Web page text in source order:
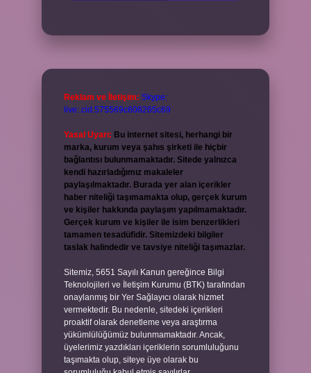
Reklam ve İletişim: Skype:
live:.cid.575569c608265c69
Yasal Uyarı: Bu internet sitesi, herhangi bir
marka, kurum veya şahıs şirketi ile hiçbir
bağlantısı bulunmamaktadır. Sitede yalnızca
kendi hazırladığımız makaleler
paylaşılmaktadır. Burada yer alan içerikler
haber niteliği taşımamakta olup, gerçek kurum
ve kişiler hakkında paylaşım yapılmamaktadır.
Gerçek kurum ve kişiler ile isim benzerlikleri
tamamen tesadüfidir. Sitemizdeki bilgiler
taslak halindedir ve tavsiye niteliği taşımazlar.
Sitemiz, 5651 Sayılı Kanun gereğince Bilgi
Teknolojileri ve İletişim Kurumu (BTK) tarafından
onaylanmış bir Yer Sağlayıcı olarak hizmet
vermektedir. Bu nedenle, sitedeki içerikleri
proaktif olarak denetleme veya araştırma
yükümlülüğümüz bulunmamaktadır. Ancak,
üyelerimiz yazdıkları içeriklerin sorumluluğunu
taşımakta olup, siteye üye olarak bu